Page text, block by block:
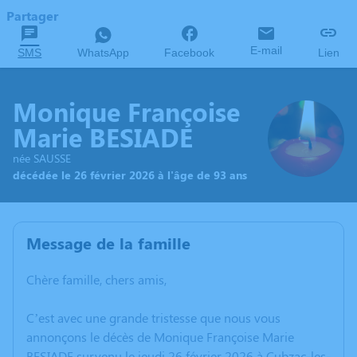
Partager
SMS WhatsApp Facebook E-mail Lien
Monique Françoise
Marie BESIADE
née SAUSSE
décédée le 26 février 2026 à l'âge de 93 ans
Message de la famille
Chère famille, chers amis,
C’est avec une grande tristesse que nous vous
annonçons le décès de Monique Françoise Marie